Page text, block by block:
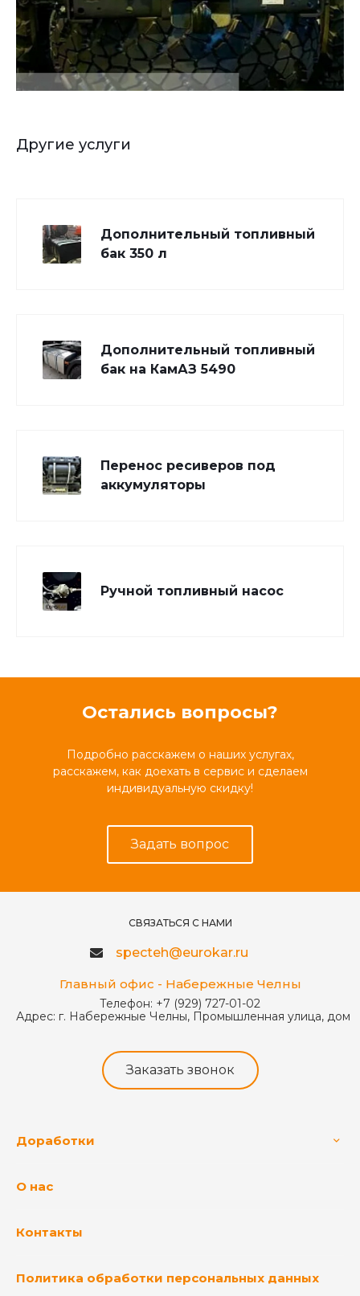
Другие услуги
Дополнительный топливный
бак 350 л
Дополнительный топливный
бак на КамАЗ 5490
Перенос ресиверов под
аккумуляторы
Ручной топливный насос
Остались вопросы?
Подробно расскажем о наших услугах,
расскажем, как доехать в сервис и сделаем
индивидуальную скидку!
Задать вопрос
СВЯЗАТЬСЯ С НАМИ
specteh@eurokar.ru
Главный офис - Набережные Челны
Телефон: +7 (929) 727-01-02
Адрес: г. Набережные Челны, Промышленная улица, дом
Заказать звонок
Доработки
О нас
Контакты
Политика обработки персональных данных